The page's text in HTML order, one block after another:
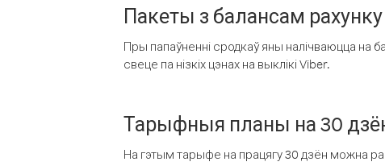
Пакеты з балансам рахунку
Пры папаўненні сродкаў яны налічваюцца на
свеце па нізкіх цэнах на выклікі Viber.
Тарыфныя планы на 30
На гэтым тарыфе на працягу 30 дзён можна